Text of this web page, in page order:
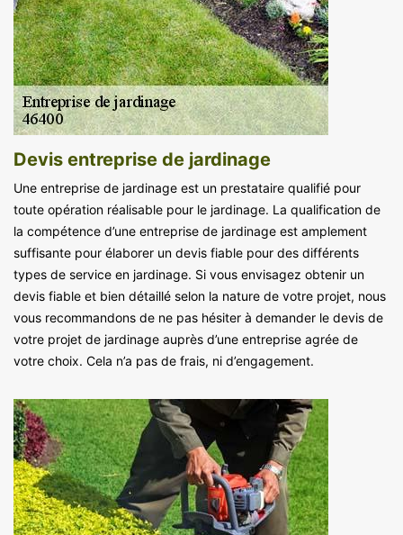
Devis entreprise de jardinage
Une entreprise de jardinage est un prestataire qualifié pour
toute opération réalisable pour le jardinage. La qualification de
la compétence d’une entreprise de jardinage est amplement
suffisante pour élaborer un devis fiable pour des différents
types de service en jardinage. Si vous envisagez obtenir un
devis fiable et bien détaillé selon la nature de votre projet, nous
vous recommandons de ne pas hésiter à demander le devis de
votre projet de jardinage auprès d’une entreprise agrée de
votre choix. Cela n’a pas de frais, ni d’engagement.